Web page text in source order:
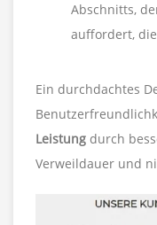
Abschnitts,
auffordert,
Ein durchdachtes
Leistung durch
Verweildauer und